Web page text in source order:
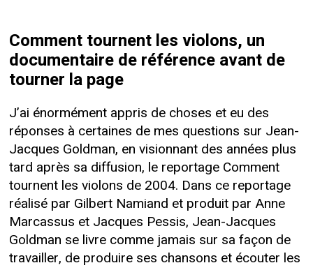
Comment tournent les violons, un
documentaire de référence avant de
tourner la page
J’ai énormément appris de choses et eu des
réponses à certaines de mes questions sur Jean-
Jacques Goldman, en visionnant des années plus
tard après sa diffusion, le reportage Comment
tournent les violons de 2004. Dans ce reportage
réalisé par Gilbert Namiand et produit par Anne
Marcassus et Jacques Pessis, Jean-Jacques
Goldman se livre comme jamais sur sa façon de
travailler, de produire ses chansons et écouter les